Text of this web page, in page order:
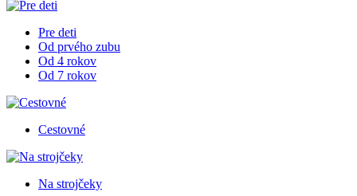
Pre deti
Od prvého zubu
Od 4 rokov
Od 7 rokov
Cestovné
Na strojčeky